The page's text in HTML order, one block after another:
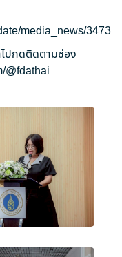
media_news/3473
ปกดติดตามช่อง
@fdathai